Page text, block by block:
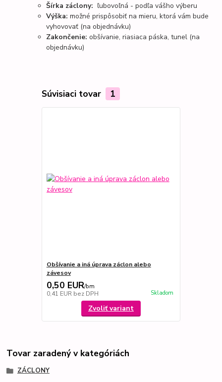
Šírka záclony: ľubovoľná - podľa vášho výberu
Výška: možné prispôsobiť na mieru, ktorá vám bude
vyhovovať (na objednávku)
Zakončenie: obšívanie, riasiaca páska, tunel (na
objednávku)
Súvisiaci tovar 1
Obšívanie a iná úprava záclon alebo
závesov
0,50 EUR/bm
0,41 EUR bez DPH Skladom
Zvoliť variant
Tovar zaradený v kategóriách
ZÁCLONY